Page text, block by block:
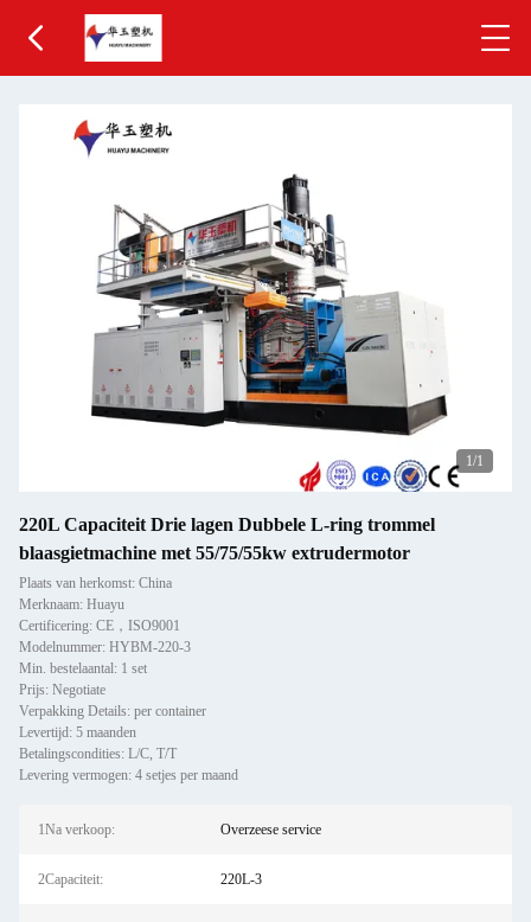
1/1
220L Capaciteit Drie lagen Dubbele L-ring trommel
blaasgietmachine met 55/75/55kw extrudermotor
Plaats van herkomst: China
Merknaam: Huayu
Certificering: CE，ISO9001
Modelnummer: HYBM-220-3
Min. bestelaantal: 1 set
Prijs: Negotiate
Verpakking Details: per container
Levertijd: 5 maanden
Betalingscondities: L/C, T/T
Levering vermogen: 4 setjes per maand
1Na verkoop: Overzeese service
2Capaciteit: 220L-3